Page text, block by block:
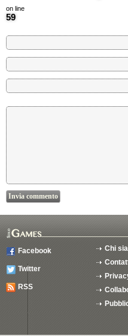
on line
59
Facebook
Twitter
RSS
Chi